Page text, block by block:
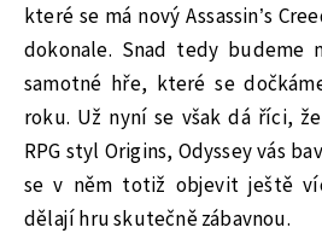
které se má nový Assassin’s
dokonale. Snad tedy
samotné hře, které se
roku. Už nyní se však dá říci,
RPG styl Origins, Odyssey vás
se v něm totiž objevit ještě
dělají hru skutečně zábavnou.